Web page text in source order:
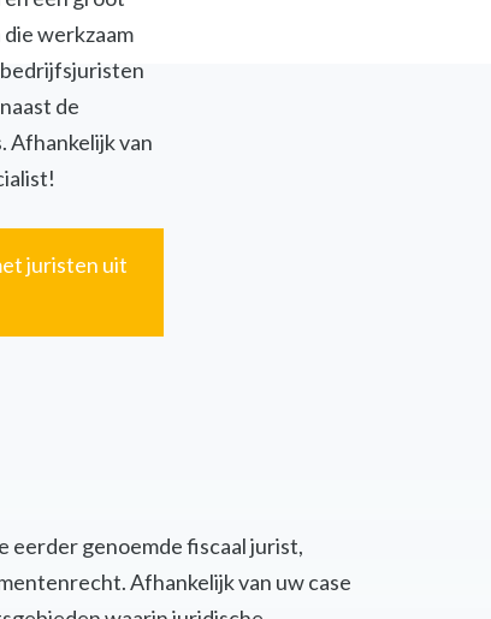
werkzaam
bedrijfsjuristen
de
Afhankelijk van
juristen uit
eerder genoemde fiscaal jurist,
Afhankelijk van uw case